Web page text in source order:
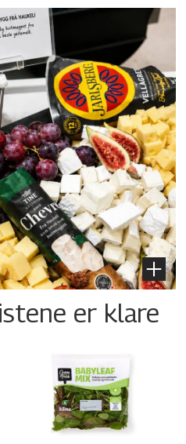
er klare